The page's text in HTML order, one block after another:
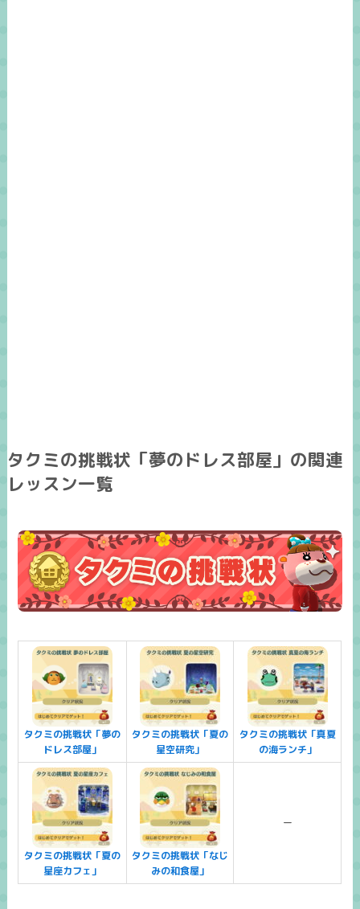
タクミの挑戦状「夢のドレス部屋」の関連
レッスン一覧
タクミの挑戦状「夢の
ドレス部屋」
タクミの挑戦状「夏の
星空研究」
タクミの挑戦状「真夏
の海ランチ」
タクミの挑戦状「夏の
星座カフェ」
タクミの挑戦状「なじ
みの和食屋」
ー